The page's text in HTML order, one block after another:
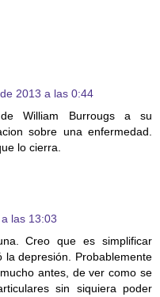
2013 a las 0:44
William Burrougs a su
sobre una enfermedad.
lo cierra.
las 13:03
Creo que es simplificar
la depresión. Probablemente
antes, de ver como se
sin siquiera poder